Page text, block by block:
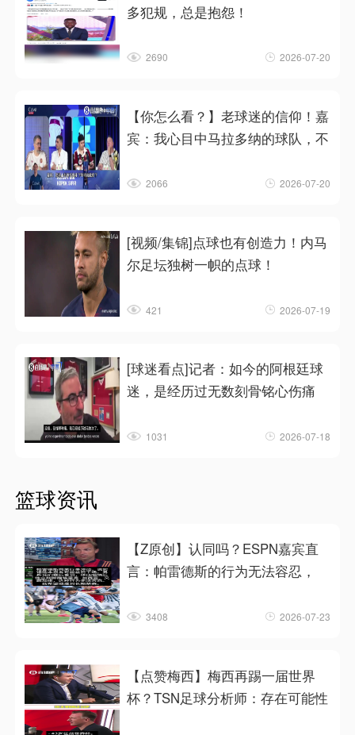
多犯规，总是抱怨！
2690 2026-07-20
【你怎么看？】老球迷的信仰！嘉
宾：我心目中马拉多纳的球队，不
2066 2026-07-20
[视频/集锦]点球也有创造力！内马
尔足坛独树一帜的点球！
421 2026-07-19
[球迷看点]记者：如今的阿根廷球
迷，是经历过无数刻骨铭心伤痛
1031 2026-07-18
篮球资讯
【Z原创】认同吗？ESPN嘉宾直
言：帕雷德斯的行为无法容忍，
3408 2026-07-23
【点赞梅西】梅西再踢一届世界
杯？TSN足球分析师：存在可能性